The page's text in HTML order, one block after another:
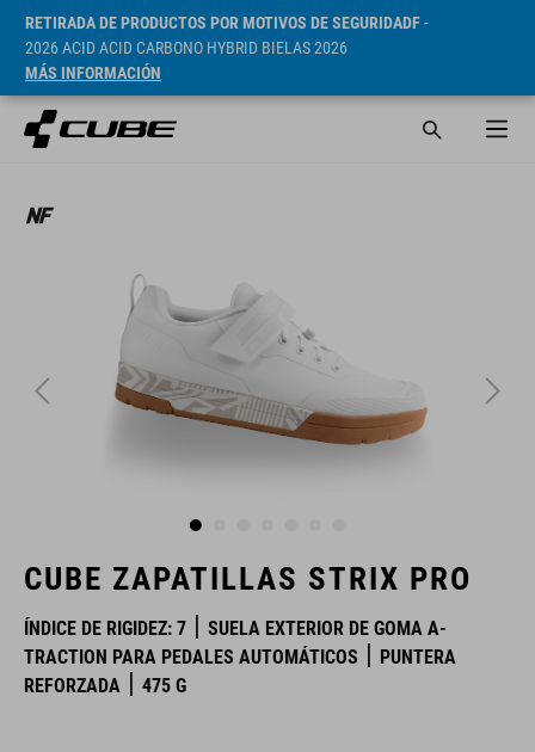
RETIRADA DE PRODUCTOS POR MOTIVOS DE SEGURIDADF-
2026 ACID ACID CARBONO HYBRID BIELAS 2026
MÁS INFORMACIÓN
CUBE ZAPATILLAS STRIX PRO
ÍNDICE DE RIGIDEZ: 7
SUELA EXTERIOR DE GOMA A-
TRACTION PARA PEDALES AUTOMÁTICOS
PUNTERA
REFORZADA
475 G